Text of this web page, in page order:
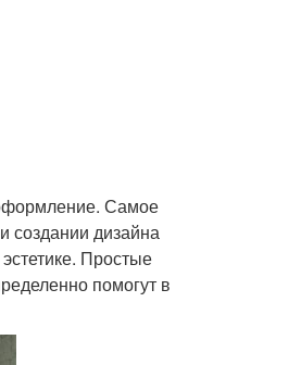
Самое
создании дизайна
Простые
помогут в